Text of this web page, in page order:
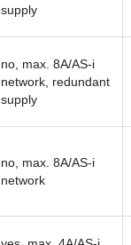
supply
no, max. 8A/AS-i
network, redundant
supply
no, max. 8A/AS-i
network